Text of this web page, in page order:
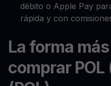
débito o Apple Pay
rápida y con
La forma
comprar POL